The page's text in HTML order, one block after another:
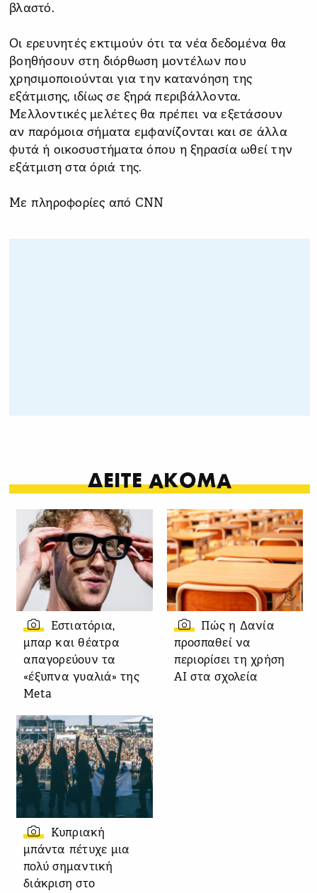
βλαστό.
Οι ερευνητές εκτιμούν ότι τα νέα δεδομένα θα
βοηθήσουν στη διόρθωση μοντέλων που
χρησιμοποιούνται για την κατανόηση της
εξάτμισης, ιδίως σε ξηρά περιβάλλοντα.
Μελλοντικές μελέτες θα πρέπει να εξετάσουν
αν παρόμοια σήματα εμφανίζονται και σε άλλα
φυτά ή οικοσυστήματα όπου η ξηρασία ωθεί την
εξάτμιση στα όριά της.
Με πληροφορίες από CNN
ΔΕΙΤΕ ΑΚΟΜΑ
Εστιατόρια,
μπαρ και θέατρα
απαγορεύουν τα
«έξυπνα γυαλιά» της
Meta
Πώς η Δανία
προσπαθεί να
περιορίσει τη χρήση
AI στα σχολεία
Κυπριακή
μπάντα πέτυχε μια
πολύ σημαντική
διάκριση στο